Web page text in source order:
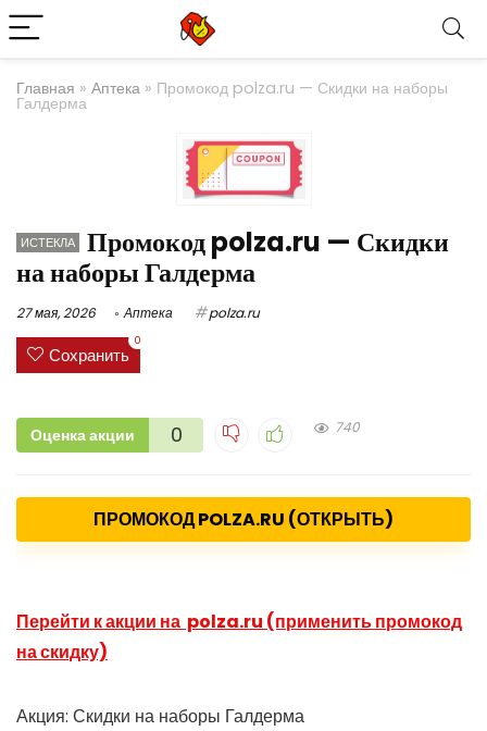
Главная » Аптека » Промокод polza.ru — Скидки на наборы
Галдерма
ИСТЕКЛА
Промокод polza.ru — Скидки
на наборы Галдерма
27 мая, 2026 Аптека polza.ru
Сохранить
0
Оценка акции 0 740
ПРОМОКОД POLZA.RU (ОТКРЫТЬ)
Перейти к акции на polza.ru (применить промокод
на скидку)
Акция: Скидки на наборы Галдерма